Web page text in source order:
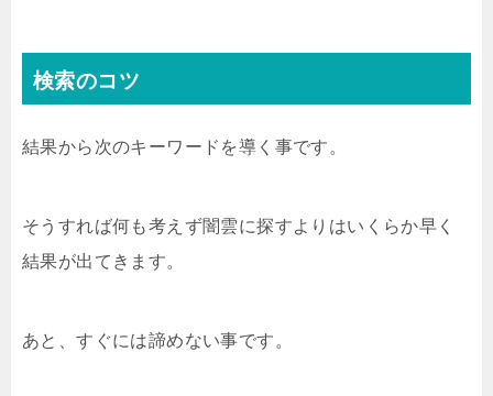
検索のコツ
結果から次のキーワードを導く事です。
そうすれば何も考えず闇雲に探すよりはいくらか早く
結果が出てきます。
あと、すぐには諦めない事です。